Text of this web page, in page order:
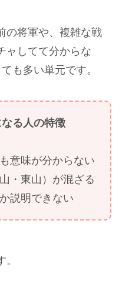
の将軍や、複雑な戦
ャしてて分からな
も多い単元です。
る人の特徴
意味が分からない
・東山）が混ざる
説明できない